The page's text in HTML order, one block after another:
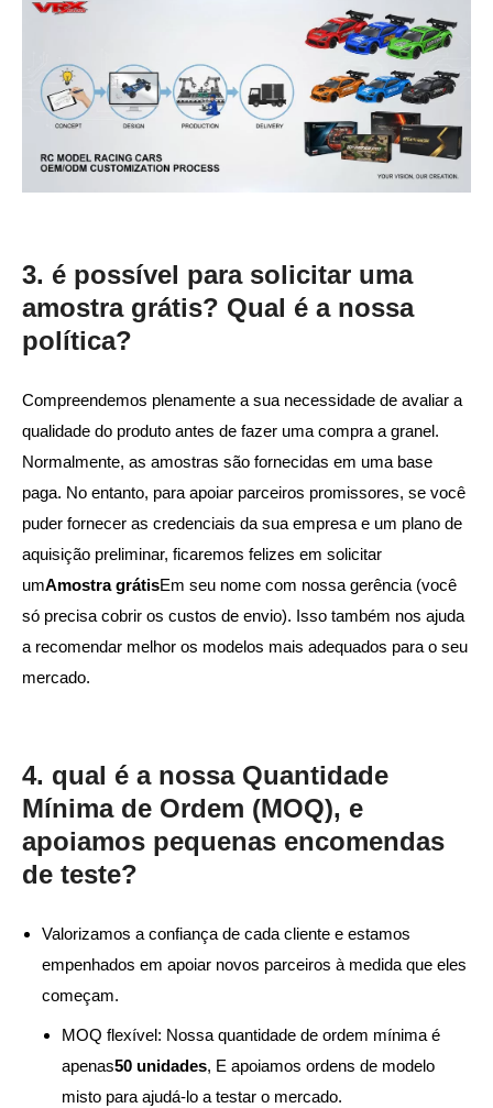
3. é possível para solicitar uma
amostra grátis? Qual é a nossa
política?
Compreendemos plenamente a sua necessidade de avaliar a
qualidade do produto antes de fazer uma compra a granel.
Normalmente, as amostras são fornecidas em uma base
paga. No entanto, para apoiar parceiros promissores, se você
puder fornecer as credenciais da sua empresa e um plano de
aquisição preliminar, ficaremos felizes em solicitar
umAmostra grátisEm seu nome com nossa gerência (você
só precisa cobrir os custos de envio). Isso também nos ajuda
a recomendar melhor os modelos mais adequados para o seu
mercado.
4. qual é a nossa Quantidade
Mínima de Ordem (MOQ), e
apoiamos pequenas encomendas
de teste?
Valorizamos a confiança de cada cliente e estamos
empenhados em apoiar novos parceiros à medida que eles
começam.
MOQ flexível: Nossa quantidade de ordem mínima é
apenas50 unidades, E apoiamos ordens de modelo
misto para ajudá-lo a testar o mercado.